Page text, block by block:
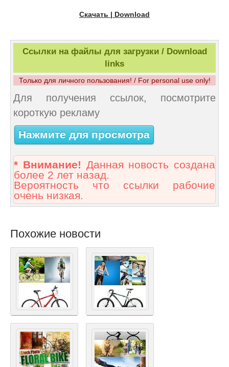
Скачать | Download
Ссылки на файлы для загрузки / Download
links
Только для личного пользования! / For personal use only!
Для получения ссылок, посмотрите
короткую рекламу
Нажмите для просмотра
* Внимание! Данная новость создана
более 2 лет назад.
Вероятность что ссылки рабочие
очень низкая.
Похожие новости